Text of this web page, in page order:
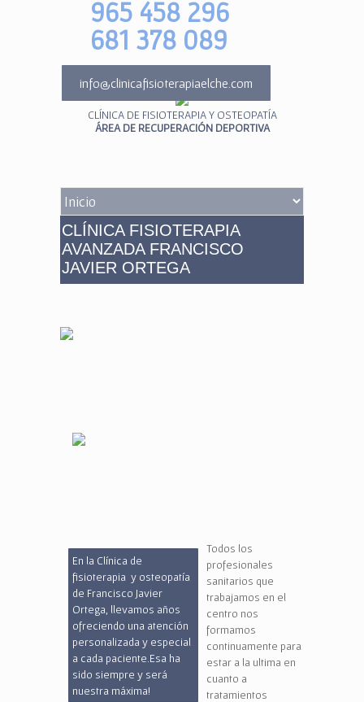
965 458 296
681 378 089
info@clinicafisioterapiaelche.com
CLÍNICA DE FISIOTERAPIA Y OSTEOPATÍA
ÁREA DE RECUPERACIÓN DEPORTIVA
CLÍNICA FISIOTERAPIA
AVANZADA FRANCISCO
JAVIER ORTEGA
En la Clínica de
fisioterapia y osteopatía
de Francisco Javier
Ortega, llevamos años
ofreciendo una atención
personalizada y especial
a cada paciente.Esa ha
sido siempre y será
nuestra máxima!
Todos los
profesionales
sanitarios que
trabajamos en el
centro nos
formamos
continuamente para
estar a la ultima en
cuanto a
tratamientos